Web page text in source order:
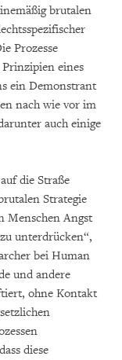
brutalen
Prozesse
Prinzipien eines
ein Demonstrant
nach wie vor im
auch einige
die Straße
Strategie
Menschen Angst
unterdrücken“,
bei Human
und andere
ohne Kontakt
diese